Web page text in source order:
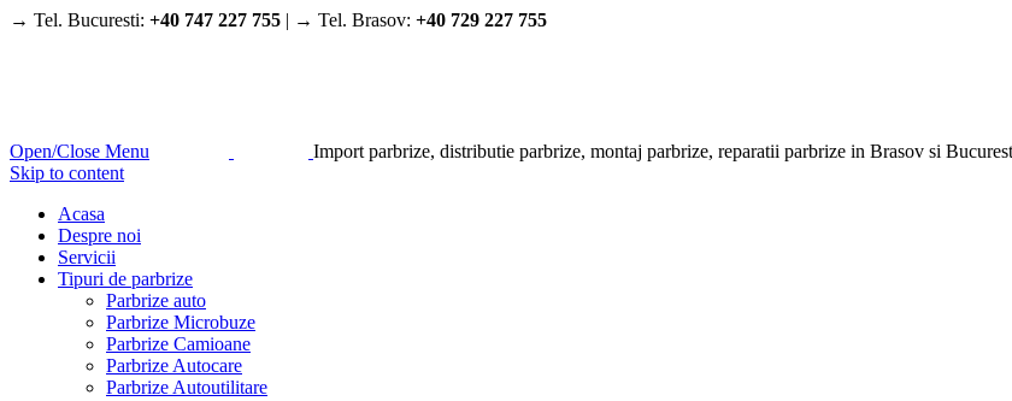
→ Tel. Bucuresti: +40 747 227 755 | → Tel. Brasov: +40 729 227 755
Open/Close Menu
Import parbrize, distributie parbrize, montaj parbrize, reparatii parbrize in Brasov si
Skip to content
Acasa
Despre noi
Servicii
Tipuri de parbrize
Parbrize auto
Parbrize Microbuze
Parbrize Camioane
Parbrize Autocare
Parbrize Autoutilitare